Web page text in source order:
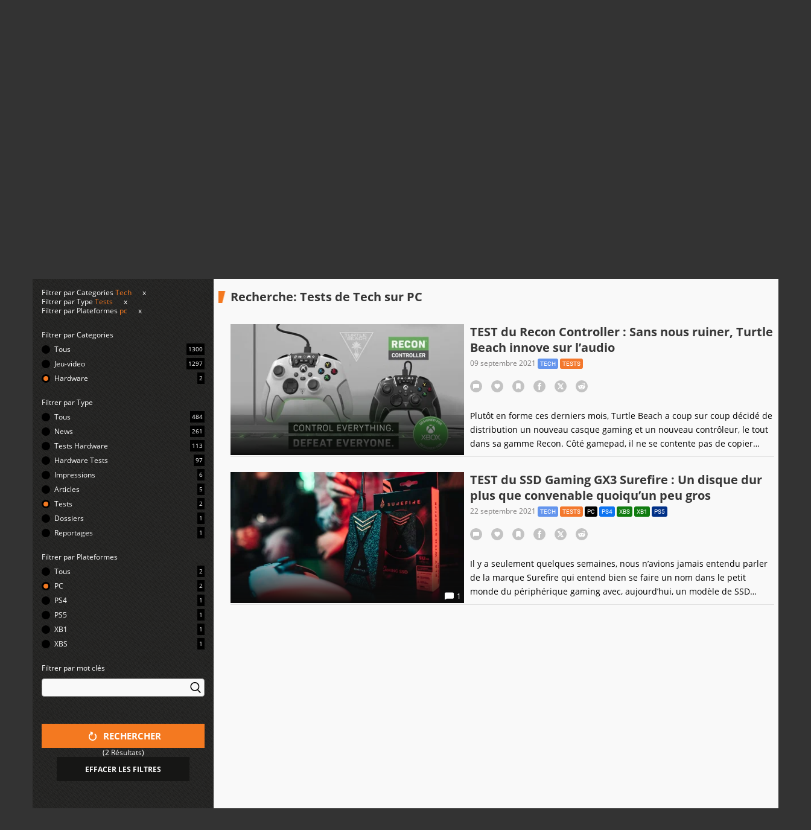
Filtrer par CategoriesTech
x
Filtrer par TypeTests
x
Filtrer par Plateformes pc x
Filtrer par Categories
Tous
1300
Jeu-video 1297
Hardware 2
Filtrer par Type
Tous
484
News 261
Tests Hardware 113
Hardware Tests 97
Impressions 6
Articles 5
Tests 2
Dossiers 1
Reportages 1
Filtrer par Plateformes
Tous
2
PC 2
PS4 1
PS5 1
XB1 1
XBS 1
Filtrer par mot clés
RECHERCHER
(2 Résultats)
Recherche: Tests de Tech sur PC
TEST du Recon Controller : Sans nous ruiner, Turtle
Beach innove sur l’audio
09 septembre 2021 TECH TESTS
Plutôt en forme ces derniers mois, Turtle Beach a coup sur coup décidé de
distribution un nouveau casque gaming et un nouveau contrôleur, le tout
dans sa gamme Recon. Côté gamepad, il ne se contente pas de copier
l’officielle Xbox et tente quelques nouveautés bien senties.
1
TEST du SSD Gaming GX3 Surefire : Un disque dur
plus que convenable quoiqu’un peu gros
22 septembre 2021 TECH TESTS PC PS4 XBS XB1 PS5
Il y a seulement quelques semaines, nous n’avions jamais entendu parler
de la marque Surefire qui entend bien se faire un nom dans le petit
monde du périphérique gaming avec, aujourd’hui, un modèle de SSD
capable de venir suppléer le disque interne de votre console, mais